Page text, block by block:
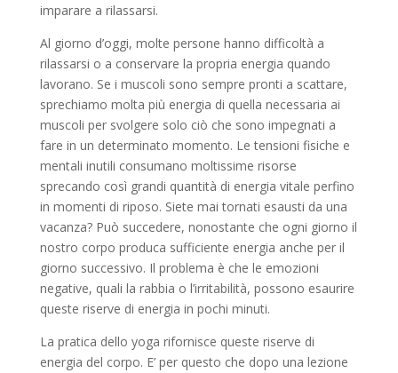
imparare a rilassarsi.
Al giorno d’oggi, molte persone hanno difficoltà a
rilassarsi o a conservare la propria energia quando
lavorano. Se i muscoli sono sempre pronti a scattare,
sprechiamo molta più energia di quella necessaria ai
muscoli per svolgere solo ciò che sono impegnati a
fare in un determinato momento. Le tensioni fisiche e
mentali inutili consumano moltissime risorse
sprecando così grandi quantità di energia vitale perfino
in momenti di riposo. Siete mai tornati esausti da una
vacanza? Può succedere, nonostante che ogni giorno il
nostro corpo produca sufficiente energia anche per il
giorno successivo. Il problema è che le emozioni
negative, quali la rabbia o l’irritabilità, possono esaurire
queste riserve di energia in pochi minuti.
La pratica dello yoga rifornisce queste riserve di
energia del corpo. E’ per questo che dopo una lezione